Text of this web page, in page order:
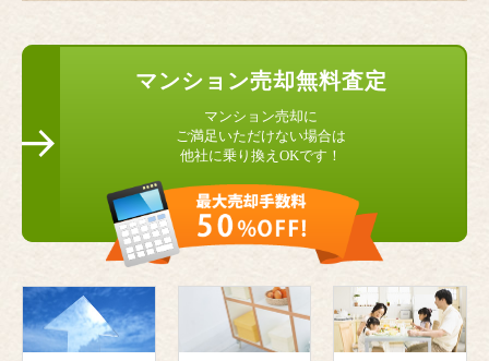
マンション売却無料査定
マンション売却に
ご満足いただけない場合は
他社に乗り換えOKです！